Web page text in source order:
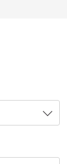
podem